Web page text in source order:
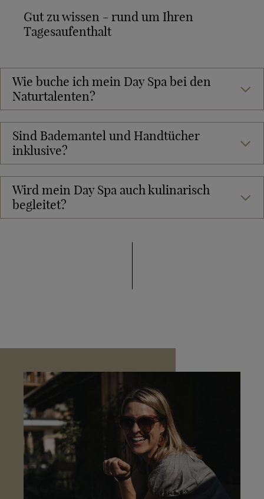
Gut zu wissen - rund um Ihren
Tagesaufenthalt
Wie buche ich mein Day Spa bei den
Naturtalenten?
Sind Bademantel und Handtücher
inklusive?
Wird mein Day Spa auch kulinarisch
begleitet?